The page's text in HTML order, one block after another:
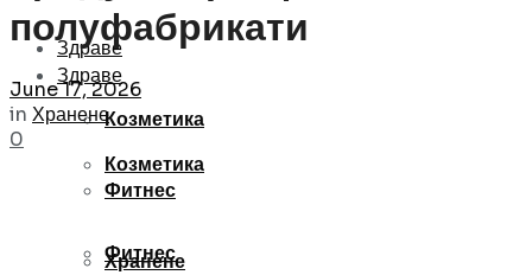
Здраве
Козметика
Фитнес
Здраве
Козметика
Фитнес
Хранене
полуфабрикати
June 17, 2026
in Хранене
0